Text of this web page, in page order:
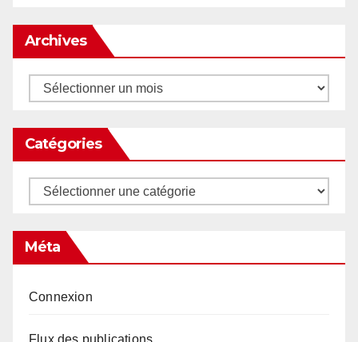
Archives
Archives
Catégories
Catégories
Méta
Connexion
Flux des publications